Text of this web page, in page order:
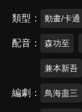
類型 動畫/卡通
配音 森功至
兼本新吾
編劇 鳥海盡三